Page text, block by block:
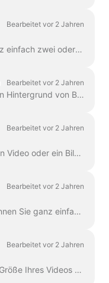
Bearbeitet vor 2 Jahren
In Wave.video können Sie ganz einfach zwei oder mehr Videoclips oder Bilder kombinieren, um ein längeres Video zu erstellen. Gehen Sie dazu auf https://wave.video/de/ und klicken Sie...
Bearbeitet vor 2 Jahren
Mit Wave.video können Sie den Hintergrund von Bildern entfernen, die Sie in die Mediathek hochladen. Dies ist sehr praktisch, wenn Sie ein Video thumb...
Bearbeitet vor 2 Jahren
In Wave.video können Sie in ein Video oder ein Bild hinein- und herauszoomen. Um ein- und auszuzoomen, wechseln Sie im Schritt Bearbeiten auf den Reiter "Video/Bild" (siehe...
Bearbeitet vor 2 Jahren
Mit dem wave.video Editor können Sie ganz einfach jedes Objekt oder jeden Text im Video weichzeichnen oder verpixeln. Öffnen Sie zunächst den Editor und wählen Sie "Overlays & Sticker", dann ...
Bearbeitet vor 2 Jahren
In Wave.video können Sie die Größe Ihres Videos ganz einfach an verschiedene Seitenverhältnisse anpassen. Im Editor können Sie im Schritt "Videogröße ändern" ein neues Format für Ihr Video auswählen...